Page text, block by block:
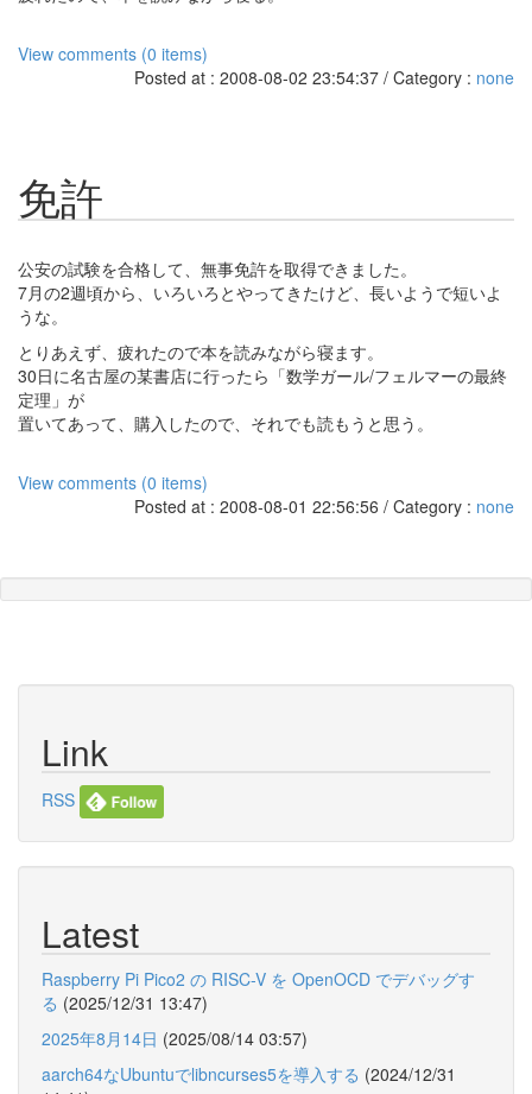
View comments (0 items)
Posted at : 2008-08-02 23:54:37 / Category : none
免許
公安の試験を合格して、無事免許を取得できました。
7月の2週頃から、いろいろとやってきたけど、長いようで短いよ
うな。
とりあえず、疲れたので本を読みながら寝ます。
30日に名古屋の某書店に行ったら「数学ガール/フェルマーの最終
定理」が
置いてあって、購入したので、それでも読もうと思う。
View comments (0 items)
Posted at : 2008-08-01 22:56:56 / Category : none
Link
RSS
Latest
Raspberry Pi Pico2 の RISC-V を OpenOCD でデバッグす
る (2025/12/31 13:47)
2025年8月14日 (2025/08/14 03:57)
aarch64なUbuntuでlibncurses5を導入する (2024/12/31